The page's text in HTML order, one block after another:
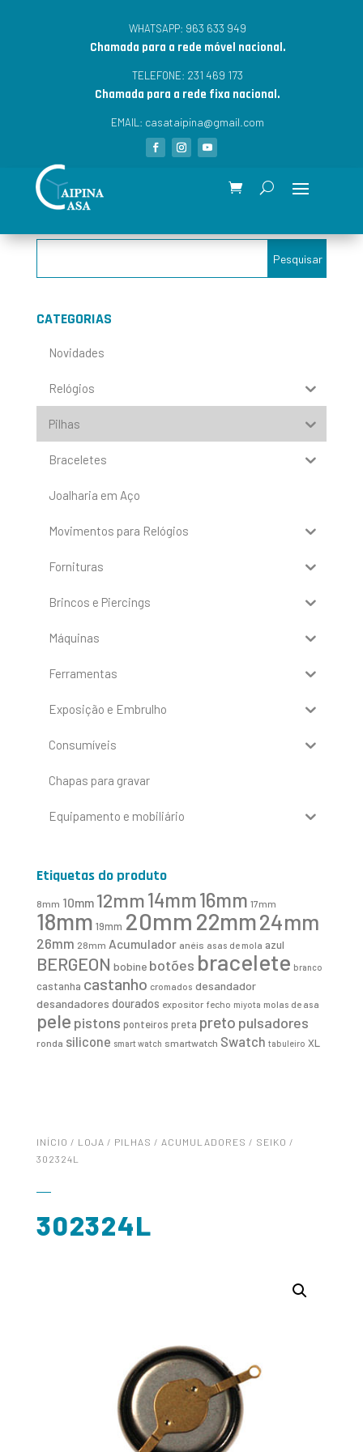
WHATSAPP: 963 633 949
Chamada para a rede móvel nacional.
TELEFONE: 231 469 173
Chamada para a rede fixa nacional.
EMAIL: casataipina@gmail.com
CATEGORIAS
Novidades
Relógios
Pilhas
Braceletes
Joalharia em Aço
Movimentos para Relógios
Fornituras
Brincos e Piercings
Máquinas
Ferramentas
Exposição e Embrulho
Consumíveis
Chapas para gravar
Equipamento e mobiliário
Etiquetas do produto
8mm 10mm 12mm14mm16mm 17mm
18mm 19mm 20mm 22mm24mm
26mm 28mm Acumulador anéis asas de mola azul
BERGEON bobine botões bracelete branco
castanha castanho cromados desandador
desandadores dourados expositor fecho miyota molas de asa
pele pistons ponteiros preta preto pulsadores
ronda silicone smart watch smartwatch Swatch tabuleiro XL
INÍCIO / LOJA / PILHAS / ACUMULADORES / SEIKO /
302324L
302324L